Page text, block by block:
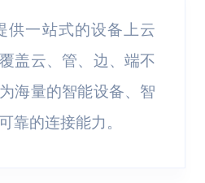
供一站式的设备上云
盖云、管、边、端不
海量的智能设备、智
靠的连接能力。